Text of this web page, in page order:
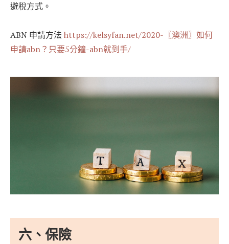
避稅方式。
ABN 申請方法 https://kelsyfan.net/2020-〖澳洲〗如何
申請abn？只要5分鐘-abn就到手/
六、保險